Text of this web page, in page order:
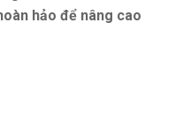
hảo để nâng cao